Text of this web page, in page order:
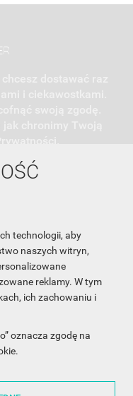
technologii, aby
naszych witryn,
reklamy. W tym
ich zachowaniu i
oznacza zgodę na